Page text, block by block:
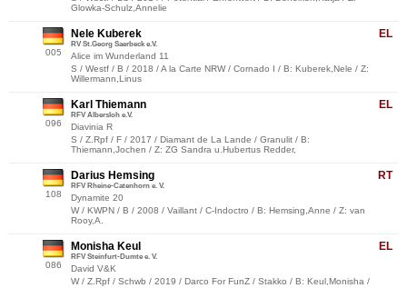
Glowka-Schulz,Annelie
005
EL
Nele Kuberek
RV St.Georg Saerbeck e.V.
Alice im Wunderland 11
S / Westf / B / 2018 / A la Carte NRW / Cornado I / B: Kuberek,Nele / Z:
Willermann,Linus
096
EL
Karl Thiemann
RFV Albersloh e.V.
Diavinia R
S / Z.Rpf / F / 2017 / Diamant de La Lande / Granulit / B:
Thiemann,Jochen / Z: ZG Sandra u.Hubertus Redder,
108
RT
Darius Hemsing
RFV Rheine-Catenhorn e. V.
Dynamite 20
W / KWPN / B / 2008 / Vaillant / C-Indoctro / B: Hemsing,Anne / Z: van
Rooy,A.
086
EL
Monisha Keul
RFV Steinfurt-Dumte e. V.
David V&K
W / Z.Rpf / Schwb / 2019 / Darco For FunZ / Stakko / B: Keul,Monisha /